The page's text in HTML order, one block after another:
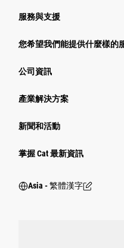
服務與支援
您希望我們能提供什麼樣的
公司資訊
產業解決方案
新聞和活動
掌握 Cat 最新資訊
Asia - 繁體漢字